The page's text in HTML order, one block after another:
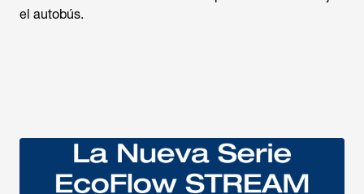
el autobús.